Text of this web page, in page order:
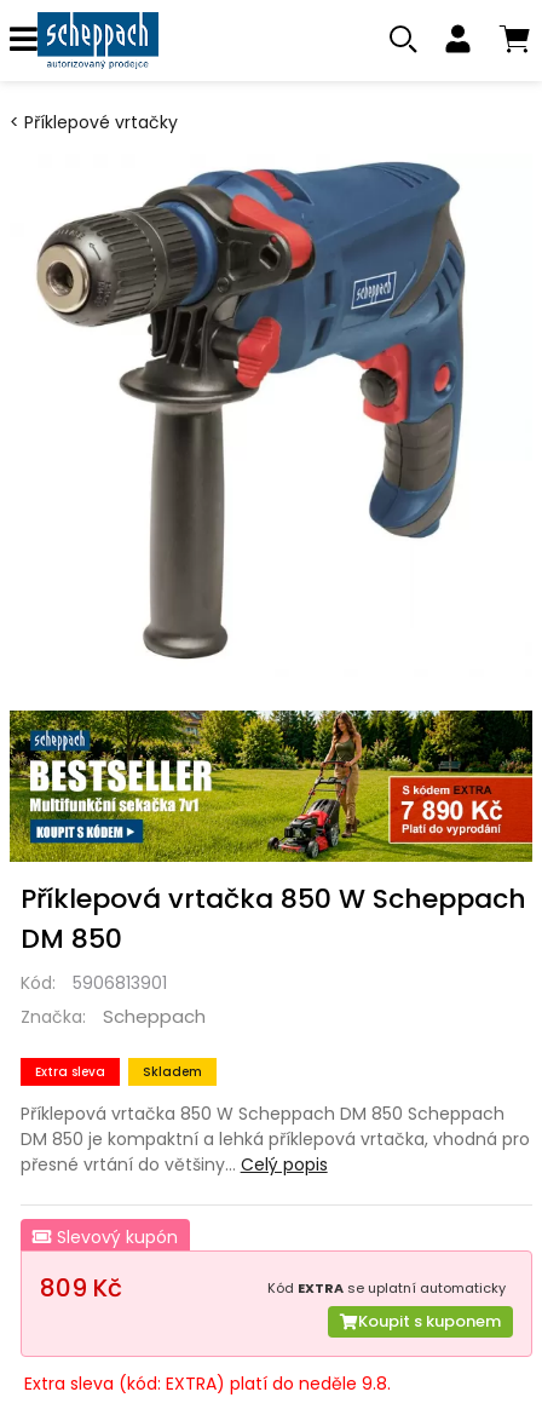
Příklepové vrtačky
Příklepová vrtačka 850 W Scheppach
DM 850
Kód:
5906813901
Značka:
Scheppach
Extra sleva Skladem
Příklepová vrtačka 850 W Scheppach DM 850 Scheppach
DM 850 je kompaktní a lehká příklepová vrtačka, vhodná pro
přesné vrtání do většiny… Celý popis
Slevový kupón
809 Kč Kód EXTRA se uplatní automaticky
Koupit s kuponem
Extra sleva (kód: EXTRA) platí do neděle 9.8.